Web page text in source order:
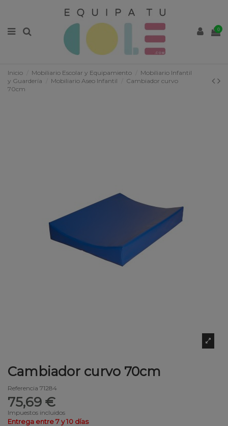
0
Inicio Mobiliario Escolar y Equipamiento
Mobiliario Infantil
y Guardería
Mobiliario Aseo Infantil
Cambiador curvo
70cm
Cambiador curvo 70cm
Referencia 71284
75,69 €
Impuestos incluidos
Entrega entre 7 y 10 días